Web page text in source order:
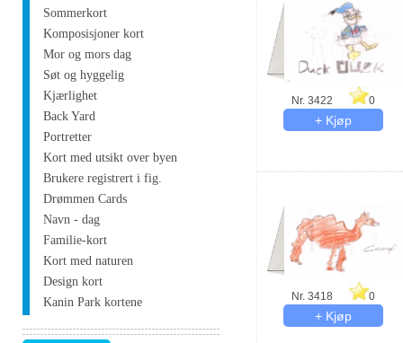
Sommerkort
Komposisjoner kort
Mor og mors dag
Søt og hyggelig
Kjærlighet
Back Yard
Portretter
Kort med utsikt over byen
Brukere registrert i fig.
Drømmen Cards
Navn - dag
Familie-kort
Kort med naturen
Design kort
Kanin Park kortene
Nr. 3422 0
Nr. 3418 0